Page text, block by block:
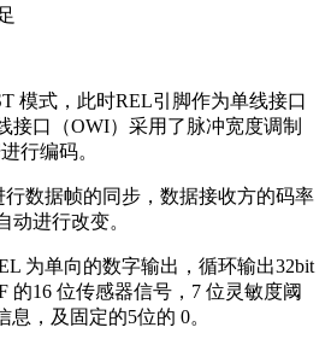
模式，此时REL引脚作为单线接口
接口（OWI）采用了脉冲宽度调制
行编码。
行数据帧的同步，数据接收方的码率
动进行改变。
为单向的数字输出，循环输出32bit
的16 位传感器信号，7 位灵敏度阈
，及固定的5位的 0。